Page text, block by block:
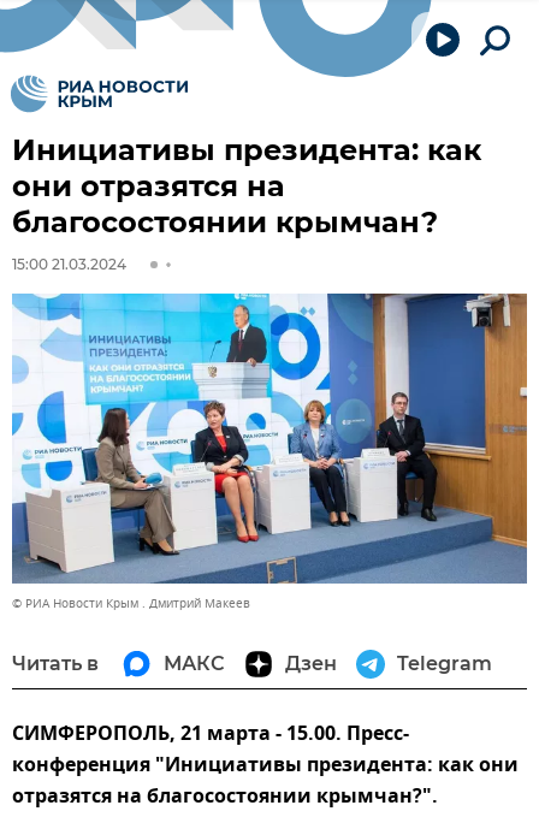
Инициативы президента: как
они отразятся на
благосостоянии крымчан?
15:00 21.03.2024
© РИА Новости Крым . Дмитрий Макеев
Читать в МАКС Дзен Telegram
СИМФЕРОПОЛЬ, 21 марта - 15.00. Пресс-
конференция "Инициативы президента: как они
отразятся на благосостоянии крымчан?".